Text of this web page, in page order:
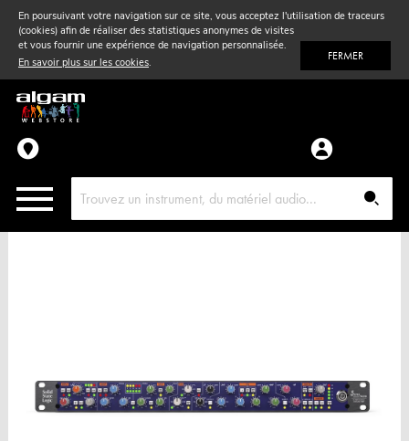
En poursuivant votre navigation sur ce site, vous acceptez l'utilisation de traceurs
(cookies) afin de réaliser des statistiques anonymes de visites
et vous fournir une expérience de navigation personnalisée.
En savoir plus sur les cookies. FERMER
Vent& Violon
Accessoires
Pièces détachées